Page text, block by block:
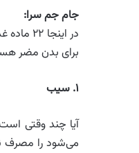
جام جم سرا:
در
برای بدن مضر
۱. سیب
آیا چند وقتی
می‌شود را مصرف